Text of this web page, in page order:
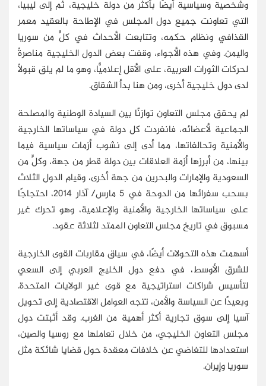
وشخصية وسياسية أيضًا بأكثر من دولة خليجية، ثم إلى ليبيا،
التي تعاونت جميع دول المجلس في الإطاحة بالعقيد معمر
القذافي ونظام حكمه، وتتابعت الأحداث في كلٍّ من سوريا
واليمن. وفي هذه الأجواء، وقفت بعض الدول الخليجية مناصرةً
لحركات الثورات العربية، على الأقل إعلاميًّا، وهو ما لم يلق قبولًا
لدى دول خليجية أخرى، ومن هنا بدأ الشقاق.
لم يحقق مجلس التعاون توازنًا بين السيادة الوطنية والمصلحة
الجماعية لأعضائه، فانفردت كل دولة في سياساتها الخارجية
والأمنية وتحالفاتها، مما أدى إلى نشوب أزمات سياسية فيما
بينها، من أبرزها أزمة العلاقات بين دولة قطر من جهة، وكلٍّ من
السعودية والإمارات والبحرين من جهة أخرى، وقيام الدول الثلاث
بسحب سفرائها من الدوحة في 5 مارس/ آذار 2014، احتجاجًا
على سياساتها الخارجية والأمنية والإعلامية، وهو تحرك غير
مسبوق في تاريخ مجلس التعاون الممتد لثلاثة عقود.
أسهمت هذه التحولات أيضًا، في سياق مقاربات القوى الخارجية
للشرق الأوسط، في دفع دول الخليج العربي إلى السعي
لتأسيس شراكات استراتيجية مع قوى غير الولايات المتحدة.
وبعيدًا عن السياسة والأمن، تتجه العوامل الاقتصادية إلى تحويل
آسيا إلى سوق تجارية أكثر أهمية من الغرب. وقد أثبتت دول
مجلس التعاون الخليجي، من خلال تعاملها مع روسيا والصين،
استعدادها للتغاضي عن خلافات معقدة حول قضايا شائكة مثل
سوريا وإيران.